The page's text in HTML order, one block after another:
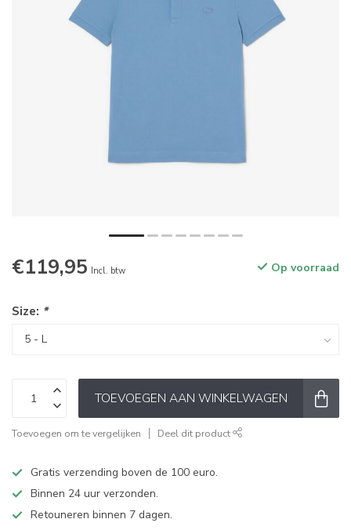
€119,95 Incl. btw Op voorraad
Size: *
TOEVOEGEN AAN WINKELWAGEN
Toevoegen om te vergelijken Deel dit product
Gratis verzending boven de 100 euro.
Binnen 24 uur verzonden.
Retouneren binnen 7 dagen.